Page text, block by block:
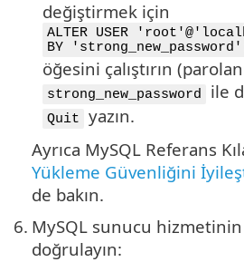
değiştirmek için
ALTER USER
BY
öğesini çalıştırın
strong_new_password ile
Quit
yazın.
Ayrıca MySQL Referans
Yükleme Güvenliğini
de bakın.
6. MySQL sunucu hizmetinin
doğrulayın: